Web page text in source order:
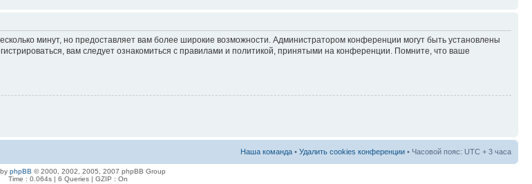
минут, но предоставляет вам более широкие возможности. Администратором конференции могут быть установлены
вам следует ознакомиться с правилами и политикой, принятыми на конференции. Помните, что ваше
Наша команда • Удалить cookies конференции • Часовой пояс: UTC + 3 часа
phpBB © 2000, 2002, 2005, 2007 phpBB Group
Time : 0.064s | 6 Queries | GZIP : On